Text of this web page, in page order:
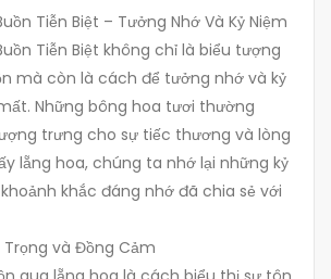
Tiễn Biệt – Tưởng Nhớ Và Kỷ Niệm
Tiễn Biệt không chỉ là biểu tượng
mà còn là cách để tưởng nhớ và kỷ
Những bông hoa tươi thường
trưng cho sự tiếc thương và lòng
lẵng hoa, chúng ta nhớ lại những kỷ
khắc đáng nhớ đã chia sẻ với
Trọng và Đồng Cảm